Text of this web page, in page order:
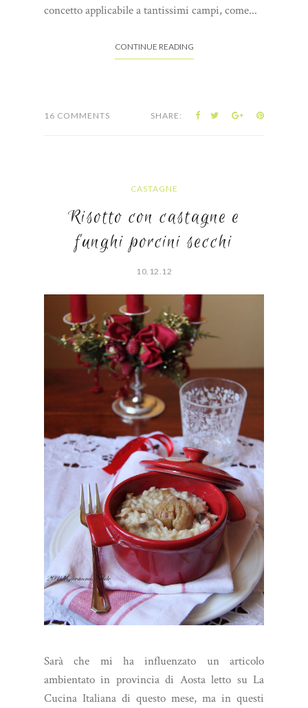
concetto applicabile a tantissimi campi, come...
CONTINUE READING
16 COMMENTS SHARE:
CASTAGNE
Risotto con castagne e
funghi porcini secchi
10.12.12
Sarà che mi ha influenzato un articolo
ambientato in provincia di Aosta letto su La
Cucina Italiana di questo mese, ma in questi